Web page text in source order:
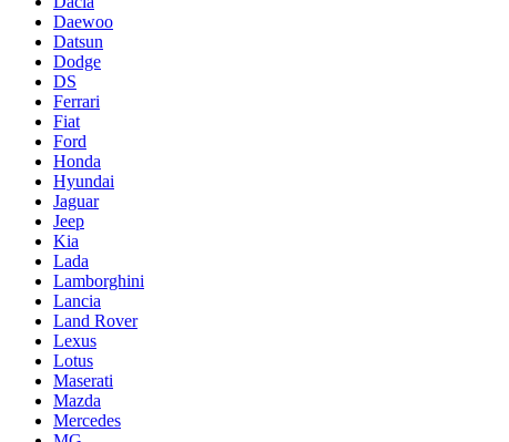
Daewoo
Datsun
Dodge
DS
Ferrari
Fiat
Ford
Honda
Hyundai
Jaguar
Jeep
Kia
Lada
Lamborghini
Lancia
Land Rover
Lexus
Lotus
Maserati
Mazda
Mercedes